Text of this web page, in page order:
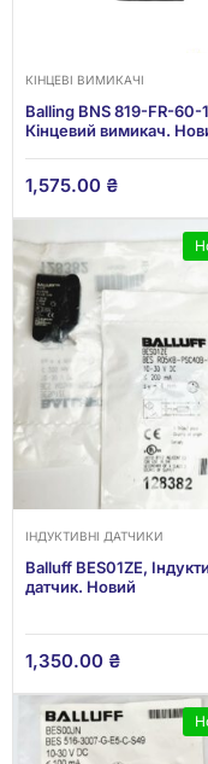
КІНЦЕВІ ВИМИКАЧІ
Balling BNS 819-FR-60-
Кінцевий вимикач.
1,575.00 ₴
ІНДУКТИВНІ ДАТЧИКИ
Balluff BES01ZE,
датчик. Новий
1,350.00 ₴